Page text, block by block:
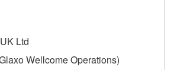
Ltd
Wellcome Operations)